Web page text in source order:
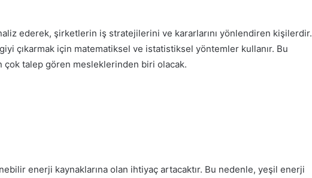
ederek, şirketlerin iş stratejilerini ve kararlarını yönlendiren kişilerdir.
çıkarmak için matematiksel ve istatistiksel yöntemler kullanır. Bu
talep gören mesleklerinden biri olacak.
enerji kaynaklarına olan ihtiyaç artacaktır. Bu nedenle, yeşil enerji